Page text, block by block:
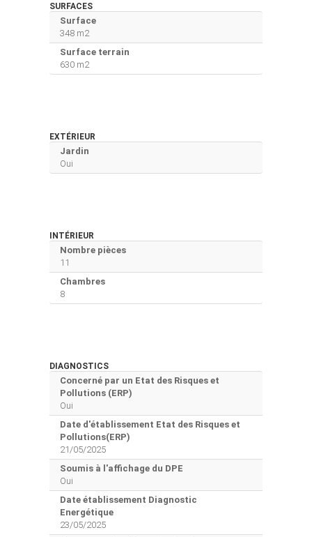
SURFACES
Surface
348 m2
Surface terrain
630 m2
EXTÉRIEUR
Jardin
Oui
INTÉRIEUR
Nombre pièces
11
Chambres
8
DIAGNOSTICS
Concerné par un Etat des Risques et
Pollutions (ERP)
Oui
Date d'établissement Etat des Risques et
Pollutions(ERP)
21/05/2025
Soumis à l'affichage du DPE
Oui
Date établissement Diagnostic
Energétique
23/05/2025